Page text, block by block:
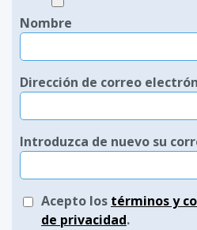
Nombre
Dirección de correo
Introduzca de nuevo su
Acepto los términos y
de privacidad.